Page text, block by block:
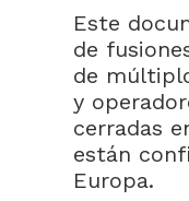
Este
de
de
y
cerradas
están
Europa.